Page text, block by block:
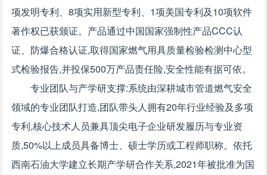
项发明专利、8项实用新型专利、1项美国专利及10项软件
著作权已获颁证。产品通过中国国家强制性产品CCC认
证、防爆合格认证,取得国家燃气用具质量检验检测中心型
式检验报告,并投保500万产品责任险,安全性能有据可依。
专业团队与产学研支撑:系统由深耕城市管道燃气安全
领域的专业团队打造,团队带头人拥有20年行业经验及多项
专利,核心技术人员兼具顶尖电子企业研发履历与专业资
质,50%以上成员具备博士、硕士学历或工程师职称。依托
西南石油大学建立长期产学研合作关系,2021年被批准为国